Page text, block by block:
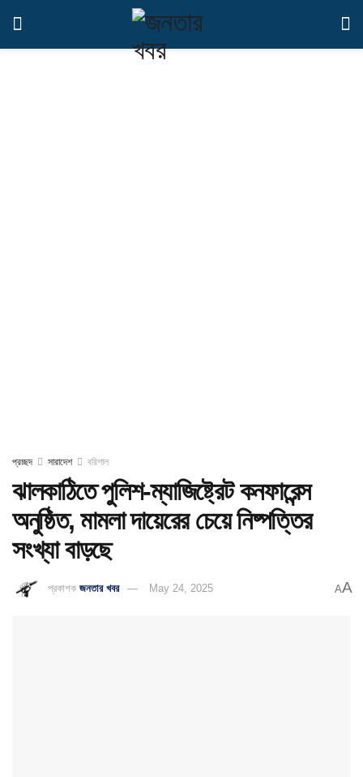
প্রচ্ছদ সারাদেশ বরিশাল
ঝালকাঠিতে পুলিশ-ম্যাজিষ্ট্রেট কনফারেন্স
অনুষ্ঠিত, মামলা দায়েরের চেয়ে নিষ্পত্তির
সংখ্যা বাড়ছে
প্রকাশক জনতার খবর May 24, 2025 AA